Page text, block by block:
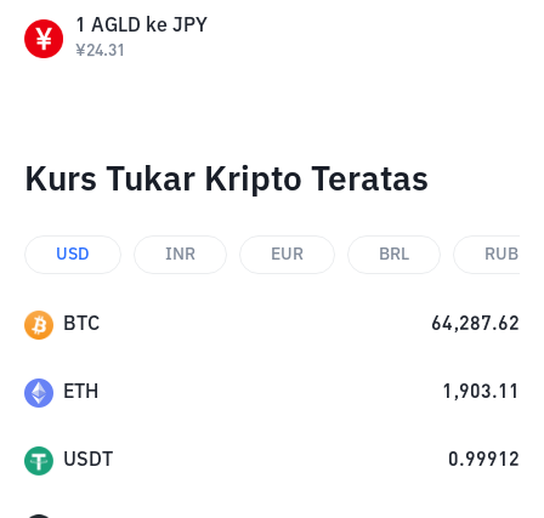
1 AGLD ke JPY
¥24.31
Kurs Tukar Kripto Teratas
USD INR EUR BRL RUB
BTC 64,287.62
ETH 1,903.11
USDT 0.99912